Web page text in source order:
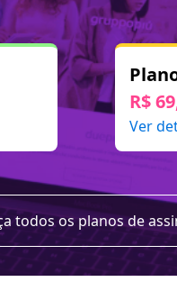
R$
Ver
todos os planos de